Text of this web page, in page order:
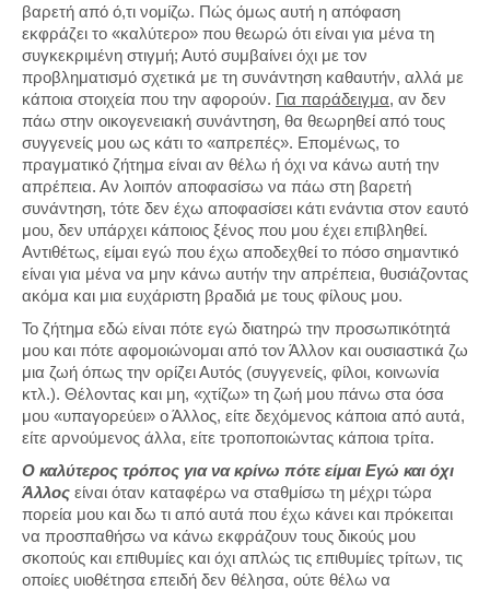
βαρετή από ό,τι νομίζω. Πώς όμως αυτή η απόφαση
εκφράζει το «καλύτερο» που θεωρώ ότι είναι για μένα τη
συγκεκριμένη στιγμή; Αυτό συμβαίνει όχι με τον
προβληματισμό σχετικά με τη συνάντηση καθαυτήν, αλλά με
κάποια στοιχεία που την αφορούν. Για παράδειγμα, αν δεν
πάω στην οικογενειακή συνάντηση, θα θεωρηθεί από τους
συγγενείς μου ως κάτι το «απρεπές». Επομένως, το
πραγματικό ζήτημα είναι αν θέλω ή όχι να κάνω αυτή την
απρέπεια. Αν λοιπόν αποφασίσω να πάω στη βαρετή
συνάντηση, τότε δεν έχω αποφασίσει κάτι ενάντια στον εαυτό
μου, δεν υπάρχει κάποιος ξένος που μου έχει επιβληθεί.
Αντιθέτως, είμαι εγώ που έχω αποδεχθεί το πόσο σημαντικό
είναι για μένα να μην κάνω αυτήν την απρέπεια, θυσιάζοντας
ακόμα και μια ευχάριστη βραδιά με τους φίλους μου.
Το ζήτημα εδώ είναι πότε εγώ διατηρώ την προσωπικότητά
μου και πότε αφομοιώνομαι από τον Άλλον και ουσιαστικά ζω
μια ζωή όπως την ορίζει Αυτός (συγγενείς, φίλοι, κοινωνία
κτλ.). Θέλοντας και μη, «χτίζω» τη ζωή μου πάνω στα όσα
μου «υπαγορεύει» ο Άλλος, είτε δεχόμενος κάποια από αυτά,
είτε αρνούμενος άλλα, είτε τροποποιώντας κάποια τρίτα.
Ο καλύτερος τρόπος για να κρίνω πότε είμαι Εγώ και όχι
Άλλος είναι όταν καταφέρω να σταθμίσω τη μέχρι τώρα
πορεία μου και δω τι από αυτά που έχω κάνει και πρόκειται
να προσπαθήσω να κάνω εκφράζουν τους δικούς μου
σκοπούς και επιθυμίες και όχι απλώς τις επιθυμίες τρίτων, τις
οποίες υιοθέτησα επειδή δεν θέλησα, ούτε θέλω να